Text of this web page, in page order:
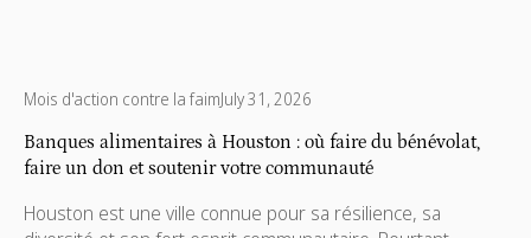
Mois d'action contre la faimJuly 31, 2026
Banques alimentaires à Houston : où faire du bénévolat,
faire un don et soutenir votre communauté
Houston est une ville connue pour sa résilience, sa